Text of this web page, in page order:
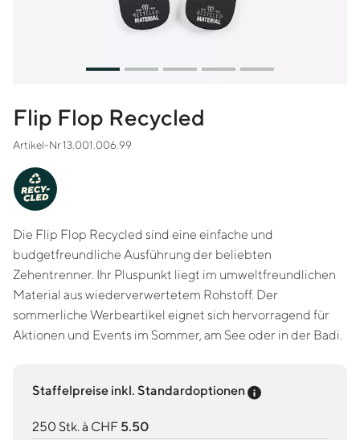
Flip Flop Recycled
Artikel-Nr 13.001.006.99
RECY-
CLED
Die Flip Flop Recycled sind eine einfache und
budgetfreundliche Ausführung der beliebten
Zehentrenner. Ihr Pluspunkt liegt im umweltfreundlichen
Material aus wiederverwertetem Rohstoff. Der
sommerliche Werbeartikel eignet sich hervorragend für
Aktionen und Events im Sommer, am See oder in der Badi.
Staffelpreise inkl. Standardoptionen Preis-Tooltip
250 Stk. à CHF 5.50